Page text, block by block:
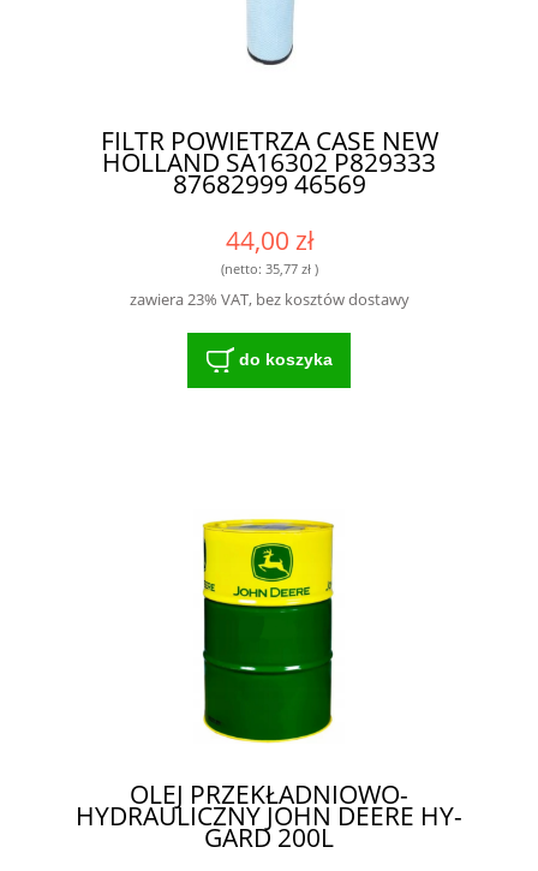
FILTR POWIETRZA CASE NEW
HOLLAND SA16302 P829333
87682999 46569
44,00 zł
(netto: 35,77 zł)
zawiera 23% VAT, bez kosztów dostawy
do koszyka
OLEJ PRZEKŁADNIOWO-
HYDRAULICZNY JOHN DEERE HY-
GARD 200L